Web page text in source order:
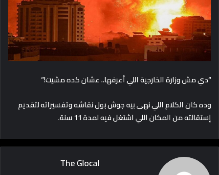
“دي مش وزارة الخارجية اللي أعرفها.. عشان كده مشيت!”
وده كان الكلام اللي نهى بيه جوش بول نقاشه وتفسيراته لتقديم
إستقالته من المكان اللي اشتغل فيه لمدة 11 سنة.
The Glocal